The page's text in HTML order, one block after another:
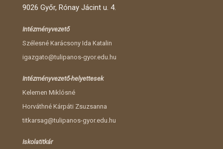
9026 Győr, Rónay Jácint u. 4.
Intézményvezető
Szélesné Karácsony Ida Katalin
igazgato@tulipanos-gyor.edu.hu
Intézményvezető-helyettesek
Kelemen Miklósné
Horváthné Kárpáti Zsuzsanna
titkarsag@tulipanos-gyor.edu.hu
Iskolatitkár